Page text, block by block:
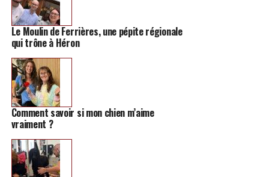
SUIVANT
Oxalif, une jeune artiste de Wasseiges qui va exposer
ses oeuvres en Italie
NE MANQUEZ PAS
Le covid révolutionne le Larousse: voici les nouveaux
mots du dictionnaire
Le Moulin de Ferrières, une pépite régionale
qui trône à Héron
Comment savoir si mon chien m’aime
vraiment ?